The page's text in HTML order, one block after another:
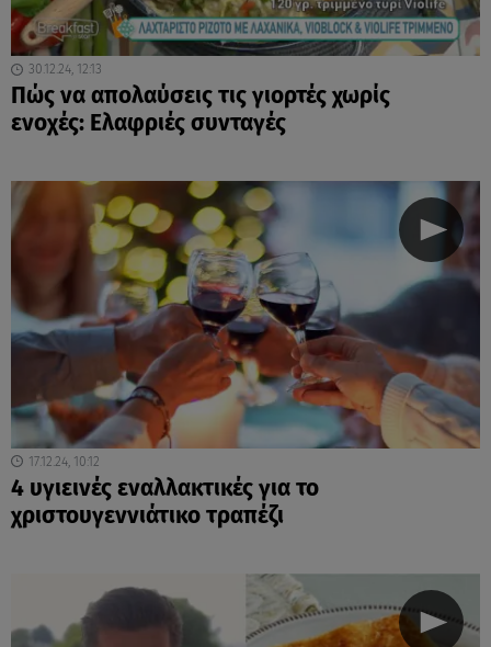
30.12.24, 12:13
Πώς να απολαύσεις τις γιορτές χωρίς
ενοχές: Ελαφριές συνταγές
17.12.24, 10:12
4 υγιεινές εναλλακτικές για το
χριστουγεννιάτικο τραπέζι